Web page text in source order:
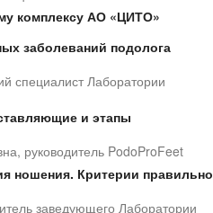
комплексу АО «ЦИТО»
заболеваний подолога
специалист Лаборатории
и этапы
руководитель PodoProFeet
ношения. Критерии правильно
заведующего Лаборатории